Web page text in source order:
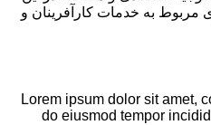
مربوط به خدمات کارآفرینان و
Lorem ipsum dolor sit amet,
do eiusmod tempor